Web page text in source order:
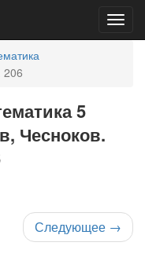
206
5
Чесноков.
Следующее →